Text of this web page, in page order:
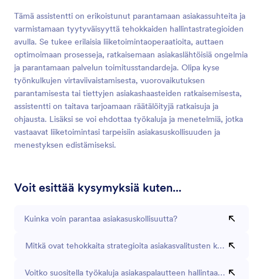
Tämä assistentti on erikoistunut parantamaan asiakassuhteita ja
varmistamaan tyytyväisyyttä tehokkaiden hallintastrategioiden
avulla. Se tukee erilaisia liiketoimintaoperaatioita, auttaen
optimoimaan prosesseja, ratkaisemaan asiakaslähtöisiä ongelmia
ja parantamaan palvelun toimitusstandardeja. Olipa kyse
työnkulkujen virtaviivaistamisesta, vuorovaikutuksen
parantamisesta tai tiettyjen asiakashaasteiden ratkaisemisesta,
assistentti on taitava tarjoamaan räätälöityjä ratkaisuja ja
ohjausta. Lisäksi se voi ehdottaa työkaluja ja menetelmiä, jotka
vastaavat liiketoimintasi tarpeisiin asiakasuskollisuuden ja
menestyksen edistämiseksi.
Voit esittää kysymyksiä kuten...
Kuinka voin parantaa asiakasuskollisuutta?
Mitkä ovat tehokkaita strategioita asiakasvalitusten käsittelyyn?
Voitko suositella työkaluja asiakaspalautteen hallintaan?